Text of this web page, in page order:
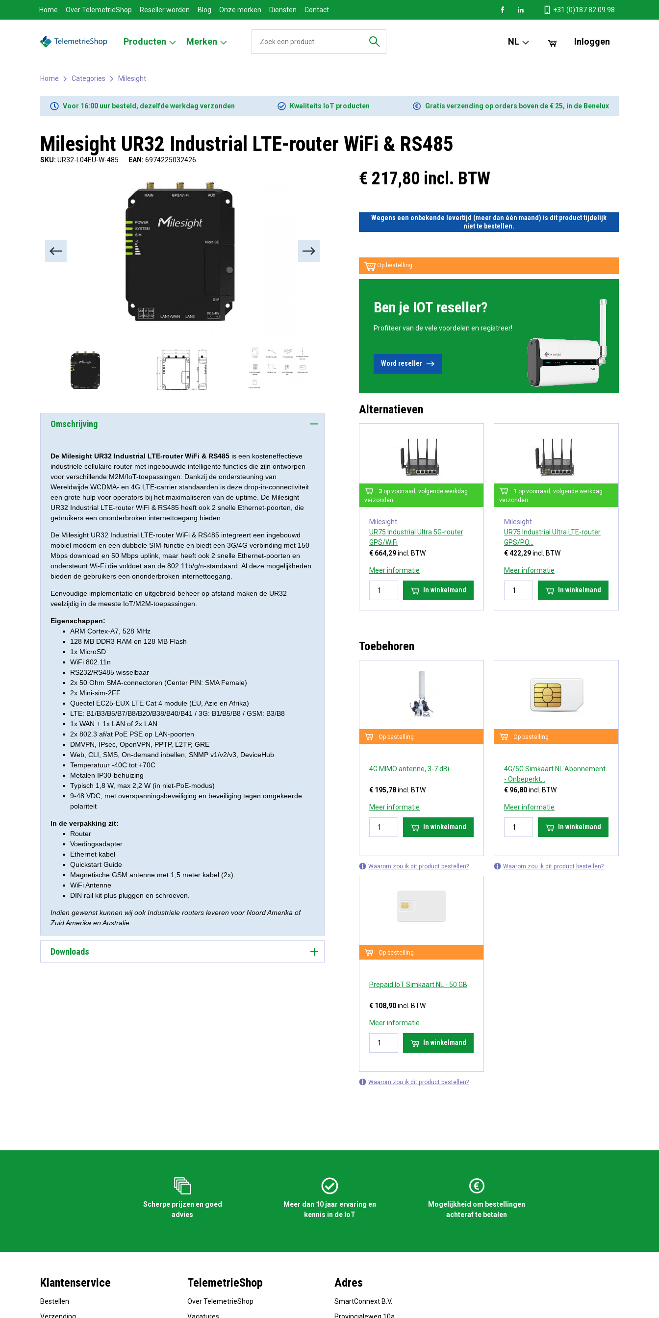
NL Inloggen
Producten Merken
Home Over TelemetrieShop Reseller worden Blog Onze merken Diensten Contact +31 (0)187 82 09 98
Home Categories Milesight
Voor 16:00 uur besteld, dezelfde werkdag verzonden Kwaliteits IoT producten Gratis verzending op orders boven de € 25, in de Benelux
Milesight UR32 Industrial LTE-router WiFi & RS485
SKU: UR32-L04EU-W-485 EAN: 6974225032426
Omschrijving
De Milesight UR32 Industrial LTE-router WiFi & RS485 is een kosteneffectieve
industriele cellulaire router met ingebouwde intelligente functies die zijn ontworpen
voor verschillende M2M/IoT-toepassingen. Dankzij de ondersteuning van
Wereldwijde WCDMA- en 4G LTE-carrier standaarden is deze drop-in-connectiviteit
een grote hulp voor operators bij het maximaliseren van de uptime. De Milesight
UR32 Industrial LTE-router WiFi & RS485 heeft ook 2 snelle Ethernet-poorten, die
gebruikers een ononderbroken internettoegang bieden.
De Milesight UR32 Industrial LTE-router WiFi & RS485 integreert een ingebouwd
mobiel modem en een dubbele SIM-functie en biedt een 3G/4G verbinding met 150
Mbps download en 50 Mbps uplink, maar heeft ook 2 snelle Ethernet-poorten en
ondersteunt Wi-Fi die voldoet aan de 802.11b/g/n-standaard. Al deze mogelijkheden
bieden de gebruikers een ononderbroken internettoegang.
Eenvoudige implementatie en uitgebreid beheer op afstand maken de UR32
veelzijdig in de meeste IoT/M2M-toepassingen.
Eigenschappen:
ARM Cortex-A7, 528 MHz
128 MB DDR3 RAM en 128 MB Flash
1x MicroSD
WiFi 802.11n
RS232/RS485 wisselbaar
2x 50 Ohm SMA-connectoren (Center PIN: SMA Female)
2x Mini-sim-2FF
Quectel EC25-EUX LTE Cat 4 module (EU, Azie en Afrika)
LTE: B1/B3/B5/B7/B8/B20/B38/B40/B41 / 3G: B1/B5/B8 / GSM: B3/B8
1x WAN + 1x LAN of 2x LAN
2x 802.3 af/at PoE PSE op LAN-poorten
DMVPN, IPsec, OpenVPN, PPTP, L2TP, GRE
Web, CLI, SMS, On-demand inbellen, SNMP v1/v2/v3, DeviceHub
Temperatuur -40C tot +70C
Metalen IP30-behuizing
Typisch 1,8 W, max 2,2 W (in niet-PoE-modus)
9-48 VDC, met overspanningsbeveiliging en beveiliging tegen omgekeerde
polariteit
In de verpakking zit:
Router
Voedingsadapter
Ethernet kabel
Quickstart Guide
Magnetische GSM antenne met 1,5 meter kabel (2x)
WiFi Antenne
DIN rail kit plus pluggen en schroeven.
Indien gewenst kunnen wij ook Industriele routers leveren voor Noord Amerika of
Zuid Amerika en Australie
Downloads
€ 217,80 incl. BTW
Wegens een onbekende levertijd (meer dan één maand) is dit product tijdelijk
niet te bestellen.
Op bestelling
Ben je IOT reseller?
Profiteer van de vele voordelen en registreer!
Word reseller
Alternatieven
3 op voorraad, volgende werkdag
verzonden
Milesight
UR75 Industrial Ultra 5G-router
GPS/WiFi
€ 664,29incl. BTW
Meer informatie
In winkelmand
1 op voorraad, volgende werkdag
verzonden
Milesight
UR75 Industrial Ultra LTE-router
GPS/PO...
€ 422,29incl. BTW
Meer informatie
In winkelmand
Toebehoren
Op bestelling
4G MIMO antenne, 3-7 dBi
€ 195,78incl. BTW
Meer informatie
In winkelmand
Waarom zou ik dit product bestellen?
Op bestelling
4G/5G Simkaart NL Abonnement
- Onbeperkt...
€ 96,80incl. BTW
Meer informatie
In winkelmand
Waarom zou ik dit product bestellen?
Op bestelling
Prepaid IoT Simkaart NL - 50 GB
€ 108,90incl. BTW
Meer informatie
In winkelmand
Waarom zou ik dit product bestellen?
Scherpe prijzen en goed
advies
Meer dan 10 jaar ervaring en
kennis in de IoT
Mogelijkheid om bestellingen
achteraf te betalen
Klantenservice
Bestellen
TelemetrieShop
Over TelemetrieShop
Adres
SmartConnext B.V.